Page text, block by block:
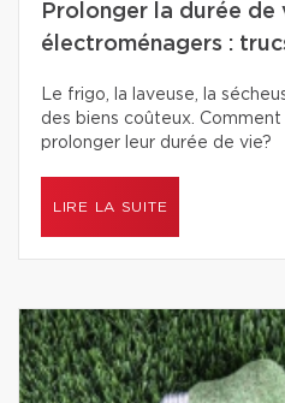
Prolonger la durée de
électroménagers :
Le frigo, la laveuse, la
des biens coûteux.
prolonger leur durée de vie?
LIRE LA SUITE